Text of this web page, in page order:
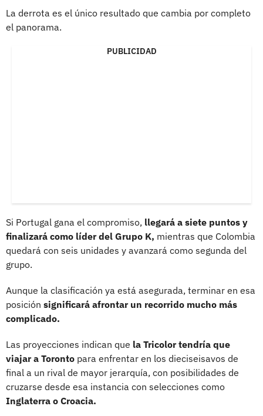
La derrota es el único resultado que cambia por completo
el panorama.
PUBLICIDAD
Si Portugal gana el compromiso, llegará a siete puntos y
finalizará como líder del Grupo K, mientras que Colombia
quedará con seis unidades y avanzará como segunda del
grupo.
Aunque la clasificación ya está asegurada, terminar en esa
posición significará afrontar un recorrido mucho más
complicado.
Las proyecciones indican que la Tricolor tendría que
viajar a Toronto para enfrentar en los dieciseisavos de
final a un rival de mayor jerarquía, con posibilidades de
cruzarse desde esa instancia con selecciones como
Inglaterra o Croacia.